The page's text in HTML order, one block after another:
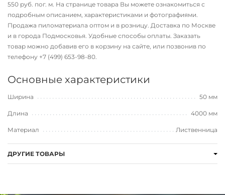
550 руб. пог. м. На странице товара Вы можете ознакомиться с
подробным описанием, характеристиками и фотографиями.
Продажа пиломатериала оптом и в розницу. Доставка по Москве
и в города Подмосковья. Удобные способы оплаты. Заказать
товар можно добавив его в корзину на сайте, или позвонив по
телефону +7 (499) 653-98-80.
Основные характеристики
Ширина 50 мм
Длина 4000 мм
Материал Лиственница
ДРУГИЕ ТОВАРЫ